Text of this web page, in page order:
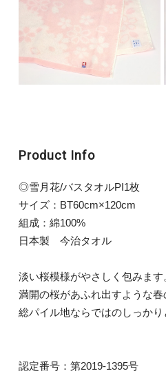
Product Info
◎雪月花/バスタオルPI1枚
サイズ：BT60cm×120cm
組成：綿100%
日本製 今治タオル
淡い桜模様がやさしく包みます
満開の桜があふれ出すような春
総パイル地ならではのしっか
認定番号：第2019-1395号